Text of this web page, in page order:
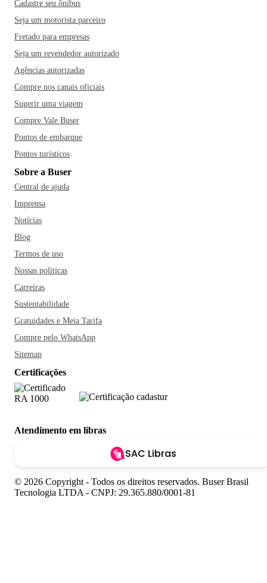
Cadastre seu ônibus
Seja um motorista parceiro
Fretado para empresas
Seja um revendedor autorizado
Agências autorizadas
Compre nos canais oficiais
Sugerir uma viagem
Compre Vale Buser
Pontos de embarque
Pontos turísticos
Sobre a Buser
Central de ajuda
Imprensa
Notícias
Blog
Termos de uso
Nossas políticas
Carreiras
Sustentabilidade
Gratuidades e Meia Tarifa
Compre pelo WhatsApp
Sitemap
Certificações
Atendimento em libras
SAC Libras
© 2026 Copyright - Todos os direitos reservados. Buser Brasil
Tecnologia LTDA - CNPJ: 29.365.880/0001-81